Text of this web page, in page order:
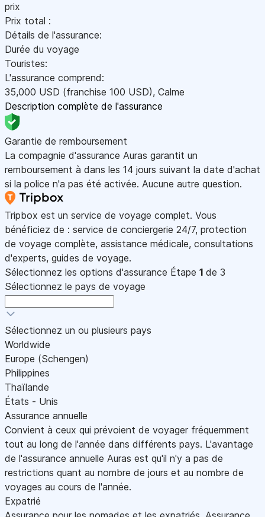
prix
Prix total :
Détails de l'assurance:
Durée du voyage
Touristes:
L'assurance comprend:
35,000 USD (franchise 100 USD), Calme
Description complète de l'assurance
Garantie de remboursement
La compagnie d'assurance Auras garantit un
remboursement à dans les 14 jours suivant la date d'achat
si la police n'a pas été activée. Aucune autre question.
Tripbox est un service de voyage complet. Vous
bénéficiez de : service de conciergerie 24/7, protection
de voyage complète, assistance médicale, consultations
d'experts, guides de voyage.
Sélectionnez les options d'assurance Étape 1 de 3
Sélectionnez le pays de voyage
Sélectionnez un ou plusieurs pays
Worldwide
Europe (Schengen)
Philippines
Thaïlande
États - Unis
Assurance annuelle
Convient à ceux qui prévoient de voyager fréquemment
tout au long de l'année dans différents pays. L'avantage
de l'assurance annuelle Auras est qu'il n'y a pas de
restrictions quant au nombre de jours et au nombre de
voyages au cours de l'année.
Expatrié